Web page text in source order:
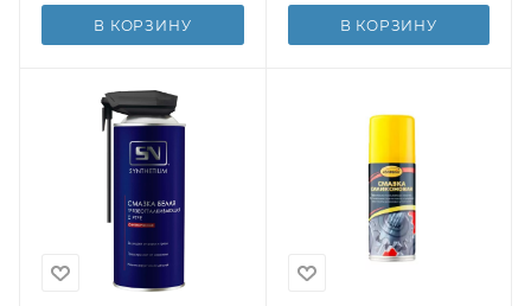
В КОРЗИНУ В КОРЗИНУ